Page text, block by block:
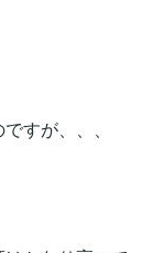
すが、、、